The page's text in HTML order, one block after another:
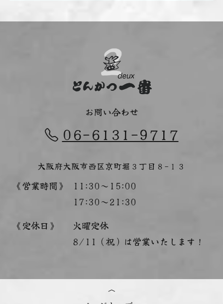
お問い合わせ
06-6131-9717
大阪府大阪市西区京町堀３丁目８−１３
《営業時間》
11:30～15:00
17:30～21:30
《定休日》
火曜定休
8/11（祝）は営業いたします！